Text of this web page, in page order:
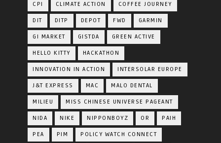
CPI CLIMATE ACTION COFFEE JOURNEY
DIT DITP DEPOT FWD GARMIN
GI MARKET GISTDA GREEN ACTIVE
HELLO KITTY HACKATHON
INNOVATION IN ACTION INTERSOLAR EUROPE
J&T EXPRESS MAC MALO DENTAL
MILIEU MISS CHINESE UNIVERSE PAGEANT
NIDA NIKE NIPPONBOYZ OR PAIH
PEA PIM POLICY WATCH CONNECT